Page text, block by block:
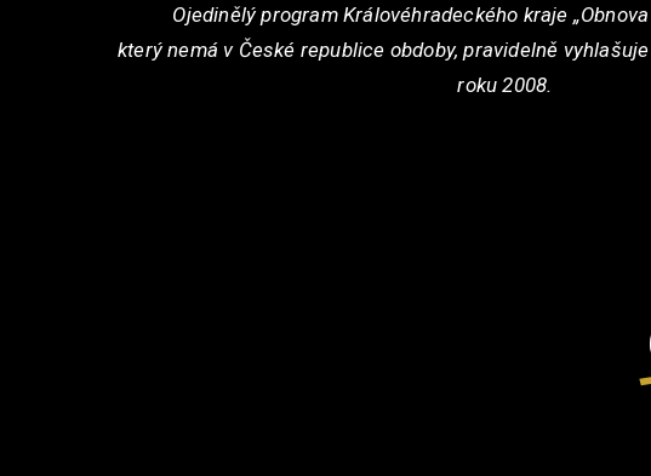
Ojedinělý program Královéhradeckého kraje
kterýnemá v České republice obdoby, pravidelně
roku 2008.